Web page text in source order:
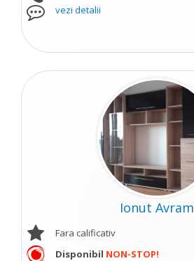
vezi detalii
Ionut Avram
Fara calificativ
Disponibil NON-STOP!